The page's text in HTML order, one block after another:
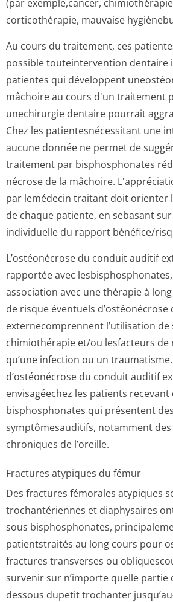
(par exemple,cancer,
corticothérapie, mauvaise
Au cours du traitement, ces
possible touteintervention dentaire
patientes qui développent
mâchoire au cours d'un traitement
unechirurgie dentaire pourrait
Chez les patientesnéces­sitant une
aucune donnée ne permet de
traitement par bisphosphonates
nécrose de la mâchoire.
par lemédecin traitant doit orienter
de chaque patiente, en sebasant
individuelle du rapport bénéfice/
L’ostéonécrose du conduit auditif
rapportée avec
association avec une thérapie à
de risque éventuels
externecomprennent l’utilisation de
chimiothérapie et/ou lesfacteurs de
qu’une infection ou un
d’ostéonécrose du conduit auditif
envisagéechez les patients recevant
bisphosphonates qui présentent des
symptômesauditifs, notamment
chroniques de l’oreille.
Fractures atypiques du fémur
Des fractures fémorales atypiques
trochantériennes et diaphysaires
sous bisphosphonates,
patientstraités au long cours pour
fractures transverses ou
survenir sur n’importe quelle partie
dessous dupetit trochanter